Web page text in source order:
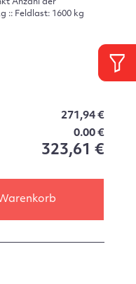
Anzahl der
:: Feldlast: 1600 kg
271,94 €
0.00 €
323,61 €